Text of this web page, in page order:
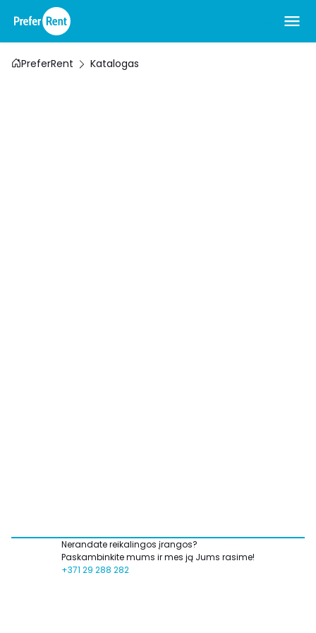
PreferRent Katalogas
Nerandate reikalingos įrangos?
Paskambinkite mums ir mes ją Jums rasime!
+371 29 288 282